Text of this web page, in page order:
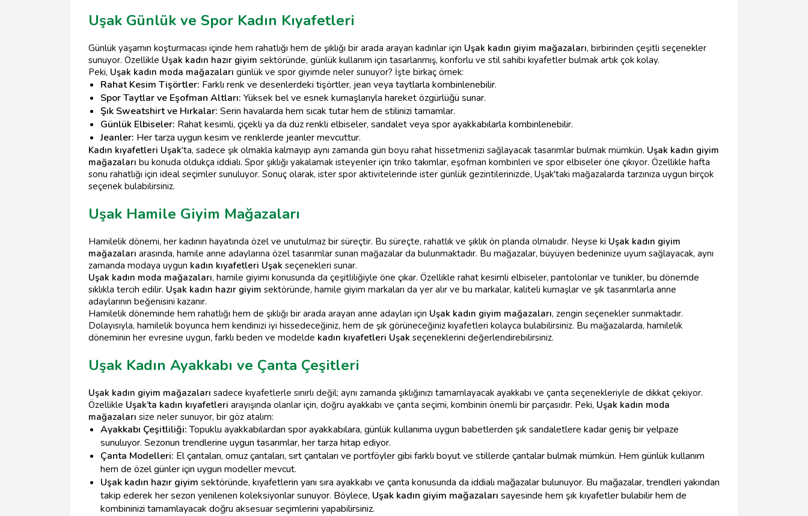
Uşak Günlük ve Spor Kadın Kıyafetleri
Günlük yaşamın koşturmacası içinde hem rahatlığı hem de şıklığı bir arada arayan kadınlar için Uşak kadın giyim mağazaları, birbirinden çeşitli seçenekler
sunuyor. Özellikle Uşak kadın hazır giyim sektöründe, günlük kullanım için tasarlanmış, konforlu ve stil sahibi kıyafetler bulmak artık çok kolay.
Peki, Uşak kadın moda mağazaları günlük ve spor giyimde neler sunuyor? İşte birkaç örnek:
Rahat Kesim Tişörtler: Farklı renk ve desenlerdeki tişörtler, jean veya taytlarla kombinlenebilir.
Spor Taytlar ve Eşofman Altları: Yüksek bel ve esnek kumaşlarıyla hareket özgürlüğü sunar.
Şık Sweatshirt ve Hırkalar: Serin havalarda hem sıcak tutar hem de stilinizi tamamlar.
Günlük Elbiseler: Rahat kesimli, çiçekli ya da düz renkli elbiseler, sandalet veya spor ayakkabılarla kombinlenebilir.
Jeanler: Her tarza uygun kesim ve renklerde jeanler mevcuttur.
Kadın kıyafetleri Uşak'ta, sadece şık olmakla kalmayıp aynı zamanda gün boyu rahat hissetmenizi sağlayacak tasarımlar bulmak mümkün. Uşak kadın giyim
mağazaları bu konuda oldukça iddialı. Spor şıklığı yakalamak isteyenler için triko takımlar, eşofman kombinleri ve spor elbiseler öne çıkıyor. Özellikle hafta
sonu rahatlığı için ideal seçimler sunuluyor. Sonuç olarak, ister spor aktivitelerinde ister günlük gezintilerinizde, Uşak'taki mağazalarda tarzınıza uygun birçok
seçenek bulabilirsiniz.
Uşak Hamile Giyim Mağazaları
Hamilelik dönemi, her kadının hayatında özel ve unutulmaz bir süreçtir. Bu süreçte, rahatlık ve şıklık ön planda olmalıdır. Neyse ki Uşak kadın giyim
mağazaları arasında, hamile anne adaylarına özel tasarımlar sunan mağazalar da bulunmaktadır. Bu mağazalar, büyüyen bedeninize uyum sağlayacak, aynı
zamanda modaya uygun kadın kıyafetleri Uşak seçenekleri sunar.
Uşak kadın moda mağazaları, hamile giyimi konusunda da çeşitliliğiyle öne çıkar. Özellikle rahat kesimli elbiseler, pantolonlar ve tunikler, bu dönemde
sıklıkla tercih edilir. Uşak kadın hazır giyim sektöründe, hamile giyim markaları da yer alır ve bu markalar, kaliteli kumaşlar ve şık tasarımlarla anne
adaylarının beğenisini kazanır.
Hamilelik döneminde hem rahatlığı hem de şıklığı bir arada arayan anne adayları için Uşak kadın giyim mağazaları, zengin seçenekler sunmaktadır.
Dolayısıyla, hamilelik boyunca hem kendinizi iyi hissedeceğiniz, hem de şık görüneceğiniz kıyafetleri kolayca bulabilirsiniz. Bu mağazalarda, hamilelik
döneminin her evresine uygun, farklı beden ve modelde kadın kıyafetleri Uşak seçeneklerini değerlendirebilirsiniz.
Uşak Kadın Ayakkabı ve Çanta Çeşitleri
Uşak kadın giyim mağazaları sadece kıyafetlerle sınırlı değil; aynı zamanda şıklığınızı tamamlayacak ayakkabı ve çanta seçenekleriyle de dikkat çekiyor.
Özellikle Uşak’ta kadın kıyafetleri arayışında olanlar için, doğru ayakkabı ve çanta seçimi, kombinin önemli bir parçasıdır. Peki, Uşak kadın moda
mağazaları size neler sunuyor, bir göz atalım:
Ayakkabı Çeşitliliği:Topuklu ayakkabılardan spor ayakkabılara, günlük kullanıma uygun babetlerden şık sandaletlere kadar geniş bir yelpaze
sunuluyor. Sezonun trendlerine uygun tasarımlar, her tarza hitap ediyor.
Çanta Modelleri: El çantaları, omuz çantaları, sırt çantaları ve portföyler gibi farklı boyut ve stillerde çantalar bulmak mümkün. Hem günlük kullanım
hem de özel günler için uygun modeller mevcut.
Uşak kadın hazır giyim sektöründe, kıyafetlerin yanı sıra ayakkabı ve çanta konusunda da iddialı mağazalar bulunuyor. Bu mağazalar, trendleri yakından
takip ederek her sezon yenilenen koleksiyonlar sunuyor. Böylece, Uşak kadın giyim mağazaları sayesinde hem şık kıyafetler bulabilir hem de
kombininizi tamamlayacak doğru aksesuar seçimlerini yapabilirsiniz.